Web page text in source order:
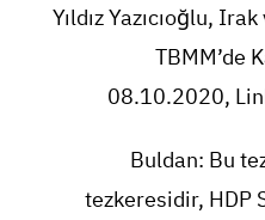
([5]) Yıldız Yazıcıoğlu,
TBMM’de
08.10.2020,
([6]) Buldan:
tezkeresidir, HDP